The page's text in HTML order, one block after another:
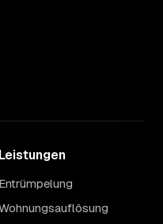
ab, ein Städtevergleich
Leistungen
Entrümpelung